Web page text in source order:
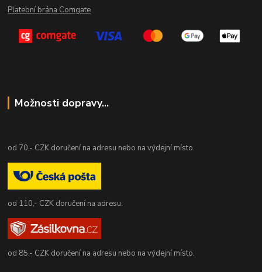
Platební brána Comgate
Možnosti dopravy...
od 70,- CZK doručení na adresu nebo na výdejní místo.
od 110,- CZK doručení na adresu.
od 85,- CZK doručení na adresu nebo na výdejní místo.